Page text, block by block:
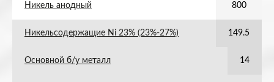
Никель анодный 800
Никельсодержащие Ni 23% (23%-27%) 149.5
Основной б/у металл 14